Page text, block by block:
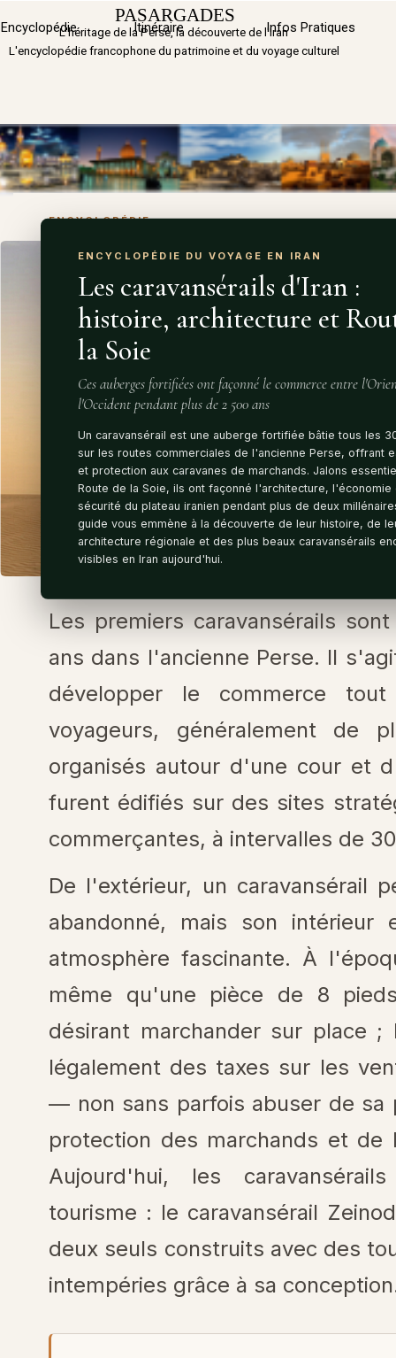
PASARGADES Sauter
Encyclopédie Itinéraire ▼
Infos Pratiques
L'héritage de la Perse, la découverte de l'Iran
L'encyclopédie francophone du patrimoine et du voyage culturel
ENCYCLOPÉDIE
ENCYCLOPÉDIE DU VOYAGE EN IRAN
Les caravansérails d'Iran :
histoire, architecture et
la Soie
Ces auberges fortifiées ont façonné le commerce entre
l'Occident pendant plus de 2 500 ans
Un caravansérail est une auberge fortifiée bâtie tous les
sur les routes commerciales de l'ancienne Perse, offrant
et protection aux caravanes de marchands. Jalons
Route de la Soie, ils ont façonné l'architecture, l'économie
sécurité du plateau iranien pendant plus de deux
guide vous emmène à la découverte de leur histoire, de
architecture régionale et des plus beaux caravansérails
visibles en Iran aujourd'hui.
Les premiers caravansérails
ans dans l'ancienne Perse. Il
développer le commerce
voyageurs, généralement de
organisés autour d'une cour et
furent édifiés sur des sites
commerçantes, à intervalles de
De l'extérieur, un caravansérail
abandonné, mais son intérieur
atmosphère fascinante. À
même qu'une pièce de 8
désirant marchander sur place
légalement des taxes sur les
— non sans parfois abuser de
protection des marchands et de
Aujourd'hui, les
tourisme : le caravansérail
deux seuls construits avec des
intempéries grâce à sa